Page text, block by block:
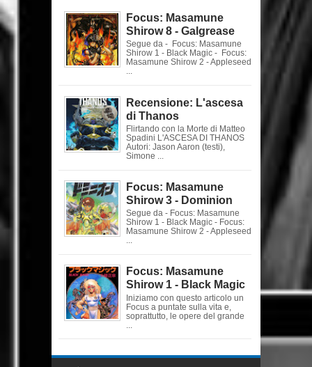
Focus: Masamune
Shirow 8 - Galgrease
Segue da - Focus: Masamune
Shirow 1 - Black Magic - Focus:
Masamune Shirow 2 - Appleseed
...
Recensione: L'ascesa
di Thanos
Flirtando con la Morte di Matteo
Spadini L'ASCESA DI THANOS
Autori: Jason Aaron (testi),
Simone ...
Focus: Masamune
Shirow 3 - Dominion
Segue da - Focus: Masamune
Shirow 1 - Black Magic - Focus:
Masamune Shirow 2 - Appleseed
Focus: Masamune
Shirow 1 - Black Magic
Iniziamo con questo articolo un
Focus a puntate sulla vita e,
soprattutto, le opere del grande